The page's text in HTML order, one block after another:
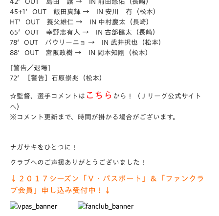
42′OUT 島田 譲 → IN 前田悠佑（長崎）
45+1′OUT 飯田真輝 → IN 安川 有（松本）
HT′OUT 養父雄仁 → IN 中村慶太（長崎）
65′OUT 幸野志有人 → IN 古部健太（長崎）
78′OUT パウリーニョ → IN 武井択也（松本）
88′OUT 宮阪政樹 → IN 岡本知剛（松本）
[警告／退場]
72′［警告］石原崇兆（松本）
☆監督、選手コメントは こちら から！
（Ｊリーグ公式サイト
へ）
※コメント更新まで、時間が掛かる場合がございます。
ナガサキをひとつに！
クラブへのご声援ありがとうございました！
↓２０１７シーズン「Ｖ・パスポート」＆「ファンクラ
ブ会員」申し込み受付中！↓